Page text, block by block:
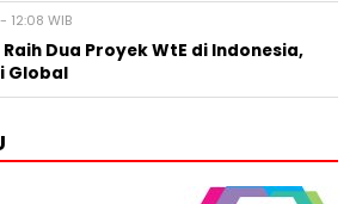
WIB
Raih Dua Proyek WtE di Indonesia,
Global